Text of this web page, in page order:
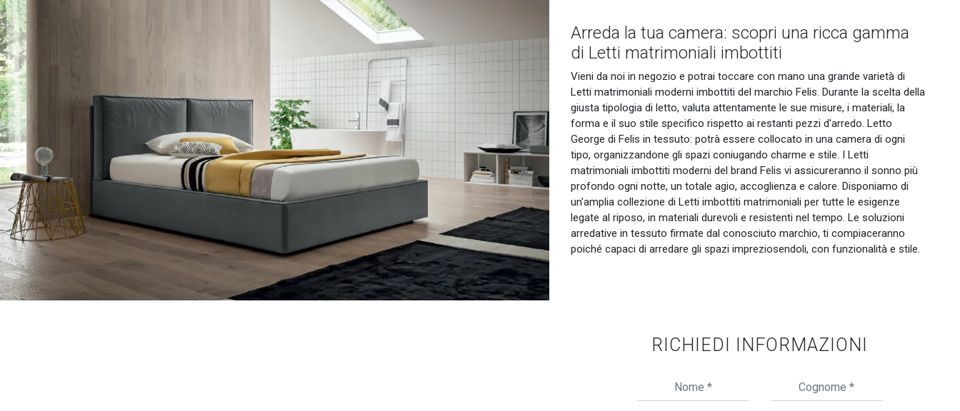
Arreda la tua camera: scopri una ricca gamma
di Letti matrimoniali imbottiti
Vieni da noi in negozio e potrai toccare con mano una grande varietà di
Letti matrimoniali moderni imbottiti del marchio Felis. Durante la scelta della
giusta tipologia di letto, valuta attentamente le sue misure, i materiali, la
forma e il suo stile specifico rispetto ai restanti pezzi d'arredo. Letto
George di Felis in tessuto: potrà essere collocato in una camera di ogni
tipo, organizzandone gli spazi coniugando charme e stile. I Letti
matrimoniali imbottiti moderni del brand Felis vi assicureranno il sonno più
profondo ogni notte, un totale agio, accoglienza e calore. Disponiamo di
un'amplia collezione di Letti imbottiti matrimoniali per tutte le esigenze
legate al riposo, in materiali durevoli e resistenti nel tempo. Le soluzioni
arredative in tessuto firmate dal conosciuto marchio, ti compiaceranno
poiché capaci di arredare gli spazi impreziosendoli, con funzionalità e stile.
RICHIEDI INFORMAZIONI